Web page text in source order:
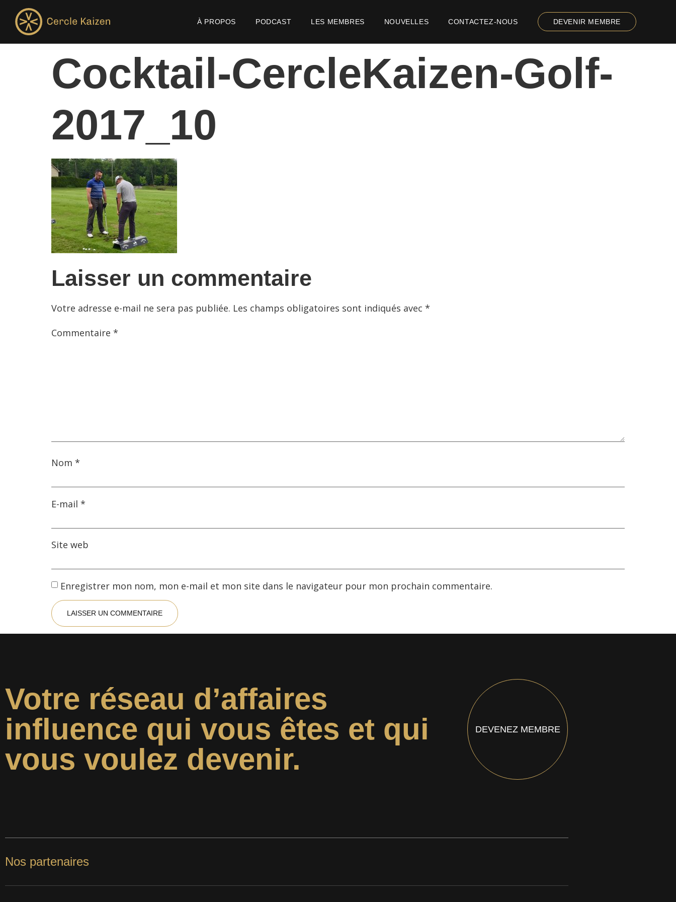
À PROPOS PODCAST LES MEMBRES NOUVELLES CONTACTEZ-NOUS DEVENIR MEMBRE
Cocktail-CercleKaizen-Golf-
2017_10
Laisser un commentaire
Votre adresse e-mail ne sera pas publiée. Les champs obligatoires sont indiqués avec *
Commentaire *
Nom *
E-mail *
Site web
Enregistrer mon nom, mon e-mail et mon site dans le navigateur pour mon prochain commentaire.
Votre réseau d’affaires
influence qui vous êtes et qui
vous voulez devenir.
DEVENEZ MEMBRE
Nos partenaires